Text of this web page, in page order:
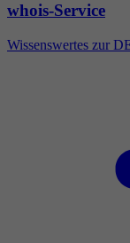
whois-Service
Wissenswertes zur